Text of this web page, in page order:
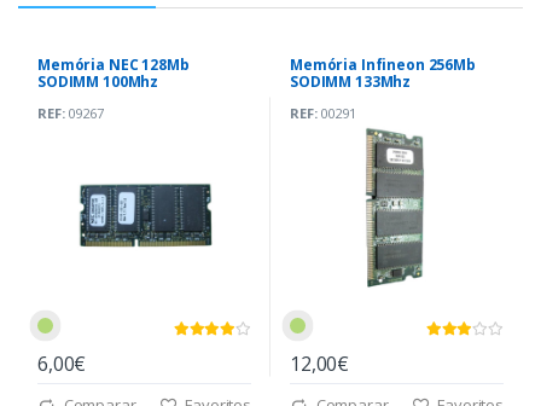
Memória NEC 128Mb
SODIMM 100Mhz
REF:09267
6,00€
Memória Infineon 256Mb
SODIMM 133Mhz
REF:00291
12,00€